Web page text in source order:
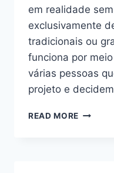
em realidade
exclusivamente
tradicionais ou
funciona por
várias pessoas
projeto e
READ MORE